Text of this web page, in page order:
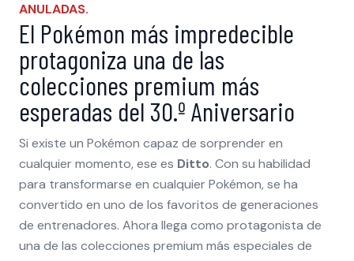
ANULADAS.
El Pokémon más impredecible
protagoniza una de las
colecciones premium más
esperadas del 30.º Aniversario
Si existe un Pokémon capaz de sorprender en
cualquier momento, ese es Ditto. Con su habilidad
para transformarse en cualquier Pokémon, se ha
convertido en uno de los favoritos de generaciones
de entrenadores. Ahora llega como protagonista de
una de las colecciones premium más especiales de